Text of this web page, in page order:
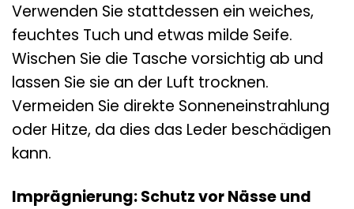
Verwenden Sie stattdessen ein weiches,
feuchtes Tuch und etwas milde Seife.
Wischen Sie die Tasche vorsichtig ab und
lassen Sie sie an der Luft trocknen.
Vermeiden Sie direkte Sonneneinstrahlung
oder Hitze, da dies das Leder beschädigen
kann.
Imprägnierung: Schutz vor Nässe und